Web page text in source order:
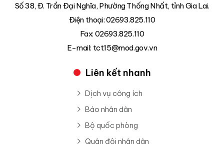
Số 38, Đ. Trần Đại Nghĩa, Phường Thống Nhất, tỉnh Gia Lai.
Điện thoại: 02693.825.110
Fax: 02693.825.110
E-mail: tct15@mod.gov.vn
Liên kết nhanh
Dịch vụ công ích
Báo nhân dân
Bộ quốc phòng
Quân đội nhân dân